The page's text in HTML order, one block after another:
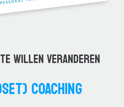
WILLEN VERANDEREN
COACHING